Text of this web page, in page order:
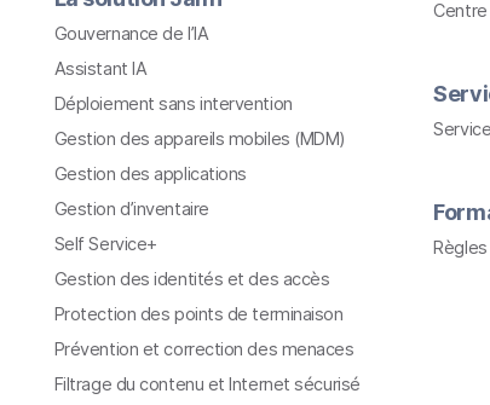
Gouvernance de l’IA
Assistant IA
Déploiement sans intervention
Gestion des appareils mobiles (MDM)
Gestion des applications
Gestion d’inventaire
Self Service+
Gestion des identités et des accès
Protection des points de terminaison
Prévention et correction des menaces
Filtrage du contenu et Internet sécurisé
Centre